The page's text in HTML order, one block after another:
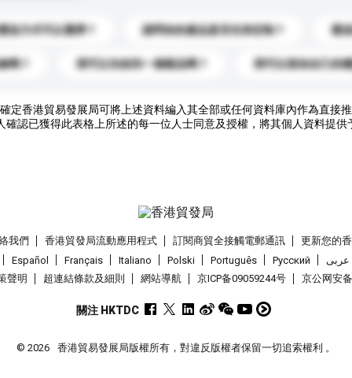
送方式可以選擇？ 請問你的產品是否支持定制？ 運
嗎？ 我可以先收到一個樣品嗎？ 我可以添加自己的
定香港貿易發展局可將上述資料編入其全部或任何資料庫內作為直接
確認已獲得此表格上所述的每一位人士同意及授權，將其個人資料提
我們 香港貿發局流動應用程式 訂閱商貿全接觸電郵通訊
更新您的
Español
Français Italiano Polski Português Pусский
عربى
聲明
超連結條款及細則 網站導航 京ICP备09059244号 京公网安
關注 HKTDC
© 2026 香港貿易發展局版權所有，對違反版權者保留一切追索權利 。